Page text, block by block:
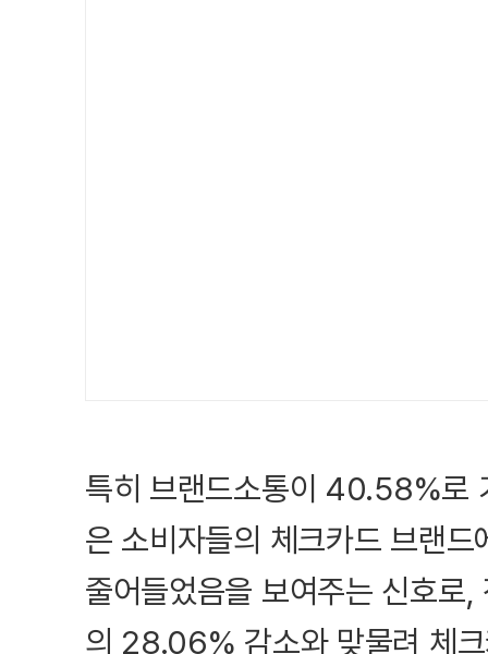
특히 브랜드소통이 40.58%로
은 소비자들의 체크카드 브랜
줄어들었음을 보여주는 신호로
의 28.06% 감소와 맞물려 체